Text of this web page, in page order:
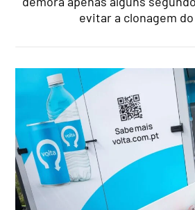
evitar a clonagem